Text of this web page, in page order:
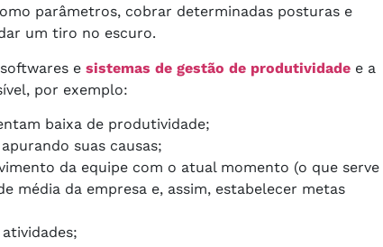
parâmetros, cobrar determinadas posturas e
um tiro no escuro.
e sistemas de gestão de produtividade e a
por exemplo:
baixa de produtividade;
suas causas;
da equipe com o atual momento (o que serve
média da empresa e, assim, estabelecer metas